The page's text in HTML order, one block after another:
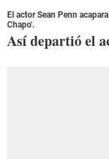
El actor Sean Penn
Chapo'.
Así departió el